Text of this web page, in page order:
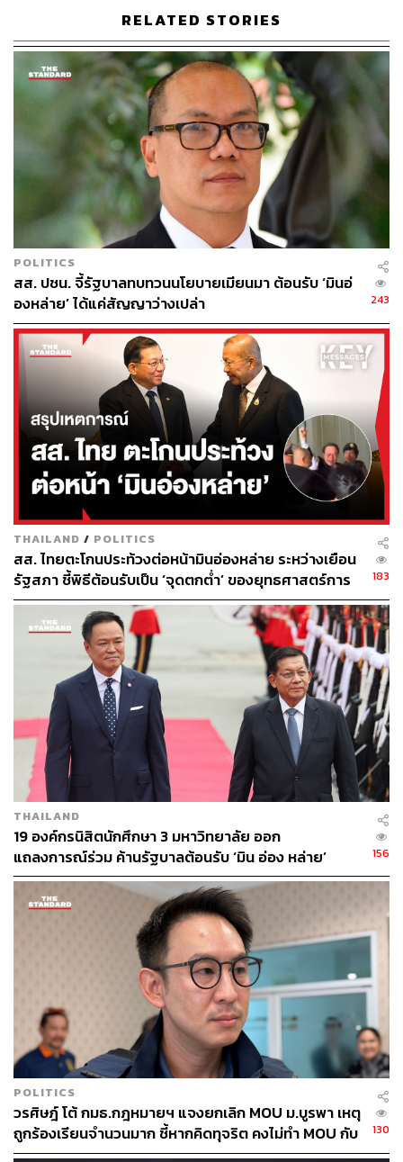
TAGS: พรรคประชาชน
เลือกตั้งผู้ว่าฯ กทม. 2569
มหาวิทยาลัยธรรมศาสตร์
กรุงเทพมหานคร
บริษัท กรุงเทพธนาคม จำกัด
เลือกตั้งผู้ว่าฯ กทม
ชัยวัฒน์ สถาวรวิจิตร
สุรพล นิติไกรพจน์
217
ABOUT THE AUTHOR
THE STANDARD TEAM
กองบรรณาธิการ THE STANDARD
RELATED STORIES
POLITICS
สส. ปชน. จี้รัฐบาลทบทวนนโยบายเมียนมา ต้อนรับ ‘มินอ่
องหล่าย’ ได้แค่สัญญาว่างเปล่า
243
THAILAND / POLITICS
สส. ไทยตะโกนประท้วงต่อหน้ามินอ่องหล่าย ระหว่างเยือน
รัฐสภา ชี้พิธีต้อนรับเป็น ‘จุดตกต่ำ’ ของยุทธศาสตร์การ
ทูตไทย
183
THAILAND
19 องค์กรนิสิตนักศึกษา 3 มหาวิทยาลัย ออก
แถลงการณ์ร่วม ค้านรัฐบาลต้อนรับ ‘มิน อ่อง หล่าย’
156
POLITICS
วรศิษฎ์ โต้ กมธ.กฎหมายฯ แจงยกเลิก MOU ม.บูรพา เหตุ
ถูกร้องเรียนจำนวนมาก ชี้หากคิดทุจริต คงไม่ทำ MOU กับ
5 หน่วยงาน
130